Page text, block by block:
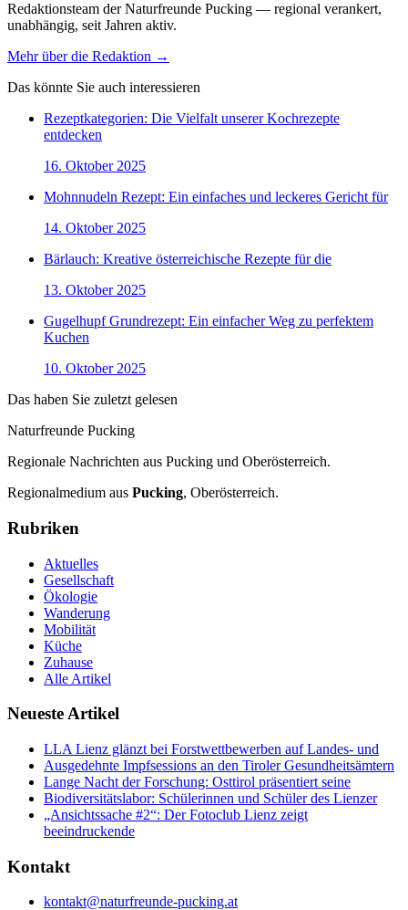
Redaktionsteam der Naturfreunde Pucking — regional verankert,
unabhängig, seit Jahren aktiv.
Mehr über die Redaktion →
Das könnte Sie auch interessieren
Rezeptkategorien: Die Vielfalt unserer Kochrezepte
entdecken
16. Oktober 2025
Mohnnudeln Rezept: Ein einfaches und leckeres Gericht für
14. Oktober 2025
Bärlauch: Kreative österreichische Rezepte für die
13. Oktober 2025
Gugelhupf Grundrezept: Ein einfacher Weg zu perfektem
Kuchen
10. Oktober 2025
Das haben Sie zuletzt gelesen
Naturfreunde Pucking
Regionale Nachrichten aus Pucking und Oberösterreich.
Regionalmedium aus Pucking, Oberösterreich.
Rubriken
Aktuelles
Gesellschaft
Ökologie
Wanderung
Mobilität
Küche
Zuhause
Alle Artikel
Neueste Artikel
LLA Lienz glänzt bei Forstwettbewerben auf Landes- und
Ausgedehnte Impfsessions an den Tiroler Gesundheitsämtern
Lange Nacht der Forschung: Osttirol präsentiert seine
Biodiversitätslabor: Schülerinnen und Schüler des Lienzer
„Ansichtssache #2“: Der Fotoclub Lienz zeigt
beeindruckende
Kontakt
kontakt@naturfreunde-pucking.at